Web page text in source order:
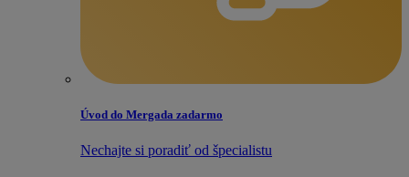
Úvod do Mergada zadarmo
Nechajte si poradiť od špecialistu